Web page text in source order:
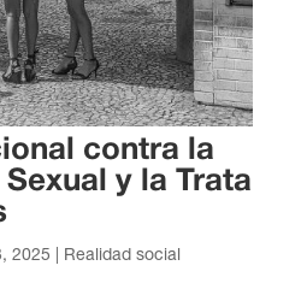
contra la
y la Trata
2025 Realidad social